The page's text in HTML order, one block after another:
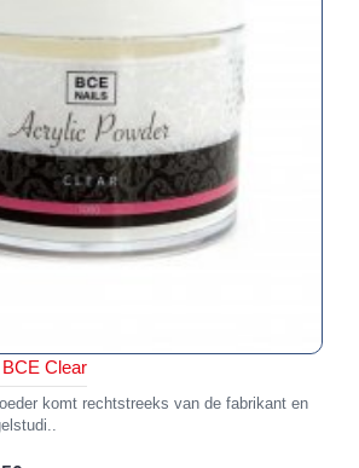
Clear
komt rechtstreeks van de fabrikant en